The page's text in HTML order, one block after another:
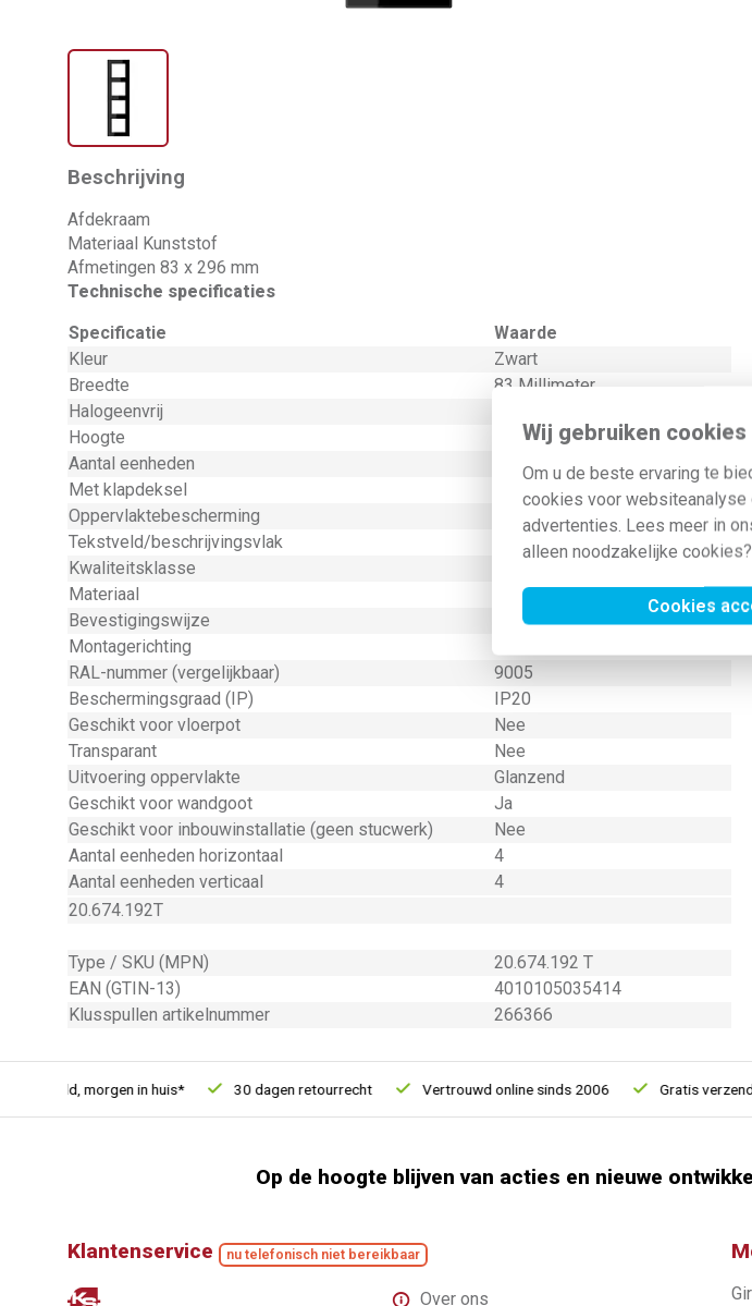
Wij gebruiken cookies
Om u de beste ervaring te
cookies voor websiteanalyse
advertenties. Lees meer in
alleen noodzakelijke
Cookies
Beschrijving
Afdekraam
Materiaal Kunststof
Afmetingen 83 x 296 mm
Technische specificaties
Specificatie
Waarde
Kleur
Zwart
Breedte
83 Millimeter
Halogeenvrij
Hoogte
226 Millimeter
Aantal eenheden
Met klapdeksel
Oppervlaktebescherming
Geen (onbehandeld)
Tekstveld/beschrijvingsvlak
Kwaliteitsklasse
Materiaal
Kunststof
Bevestigingswijze
Klem-/schroefbevestiging
Montagerichting
RAL-nummer (vergelijkbaar)
9005
Beschermingsgraad (IP)
IP20
Geschikt voor vloerpot
Nee
Transparant
Nee
Uitvoering oppervlakte
Glanzend
Geschikt voor wandgoot
Ja
Geschikt voor inbouwinstallatie (geen stucwerk)
Nee
Aantal eenheden horizontaal
4
Aantal eenheden verticaal
4
20.674.192T
Type / SKU (MPN)
20.674.192 T
EAN (GTIN-13)
4010105035414
Klusspullen artikelnummer
266366
morgen in huis* 30 dagen retourrecht Vertrouwd online sinds 2006 Gratis
Op de hoogte blijven van acties en nieuwe
Klantenservice nu telefonisch niet bereikbaar
Over ons